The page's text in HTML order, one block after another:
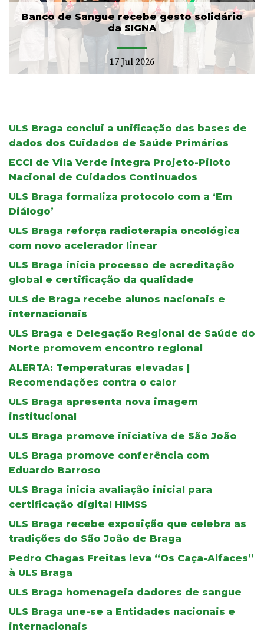
Banco de Sangue recebe gesto solidário
da SIGNA
17 Jul 2026
ULS Braga conclui a unificação das bases de
dados dos Cuidados de Saúde Primários
ECCI de Vila Verde integra Projeto-Piloto
Nacional de Cuidados Continuados
ULS Braga formaliza protocolo com a ‘Em
Diálogo’
ULS Braga reforça radioterapia oncológica
com novo acelerador linear
ULS Braga inicia processo de acreditação
global e certificação da qualidade
ULS de Braga recebe alunos nacionais e
internacionais
ULS Braga e Delegação Regional de Saúde do
Norte promovem encontro regional
ALERTA: Temperaturas elevadas |
Recomendações contra o calor
ULS Braga apresenta nova imagem
institucional
ULS Braga promove iniciativa de São João
ULS Braga promove conferência com
Eduardo Barroso
ULS Braga inicia avaliação inicial para
certificação digital HIMSS
ULS Braga recebe exposição que celebra as
tradições do São João de Braga
Pedro Chagas Freitas leva “Os Caça-Alfaces”
à ULS Braga
ULS Braga homenageia dadores de sangue
ULS Braga une-se a Entidades nacionais e
internacionais